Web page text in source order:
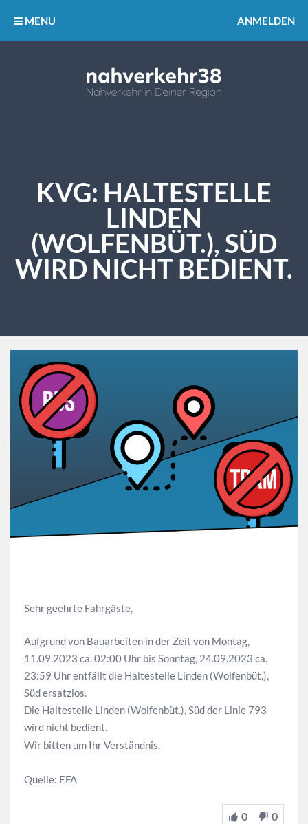
MENU ANMELDEN
KVG: HALTESTELLE
LINDEN
(WOLFENBÜT.), SÜD
WIRD NICHT BEDIENT.
Sehr geehrte Fahrgäste,
Aufgrund von Bauarbeiten in der Zeit von Montag,
11.09.2023 ca. 02:00 Uhr bis Sonntag, 24.09.2023 ca.
23:59 Uhr entfällt die Haltestelle Linden (Wolfenbüt.),
Süd ersatzlos.
Die Haltestelle Linden (Wolfenbüt.), Süd der Linie 793
wird nicht bedient.
Wir bitten um Ihr Verständnis.
Quelle: EFA
0 0